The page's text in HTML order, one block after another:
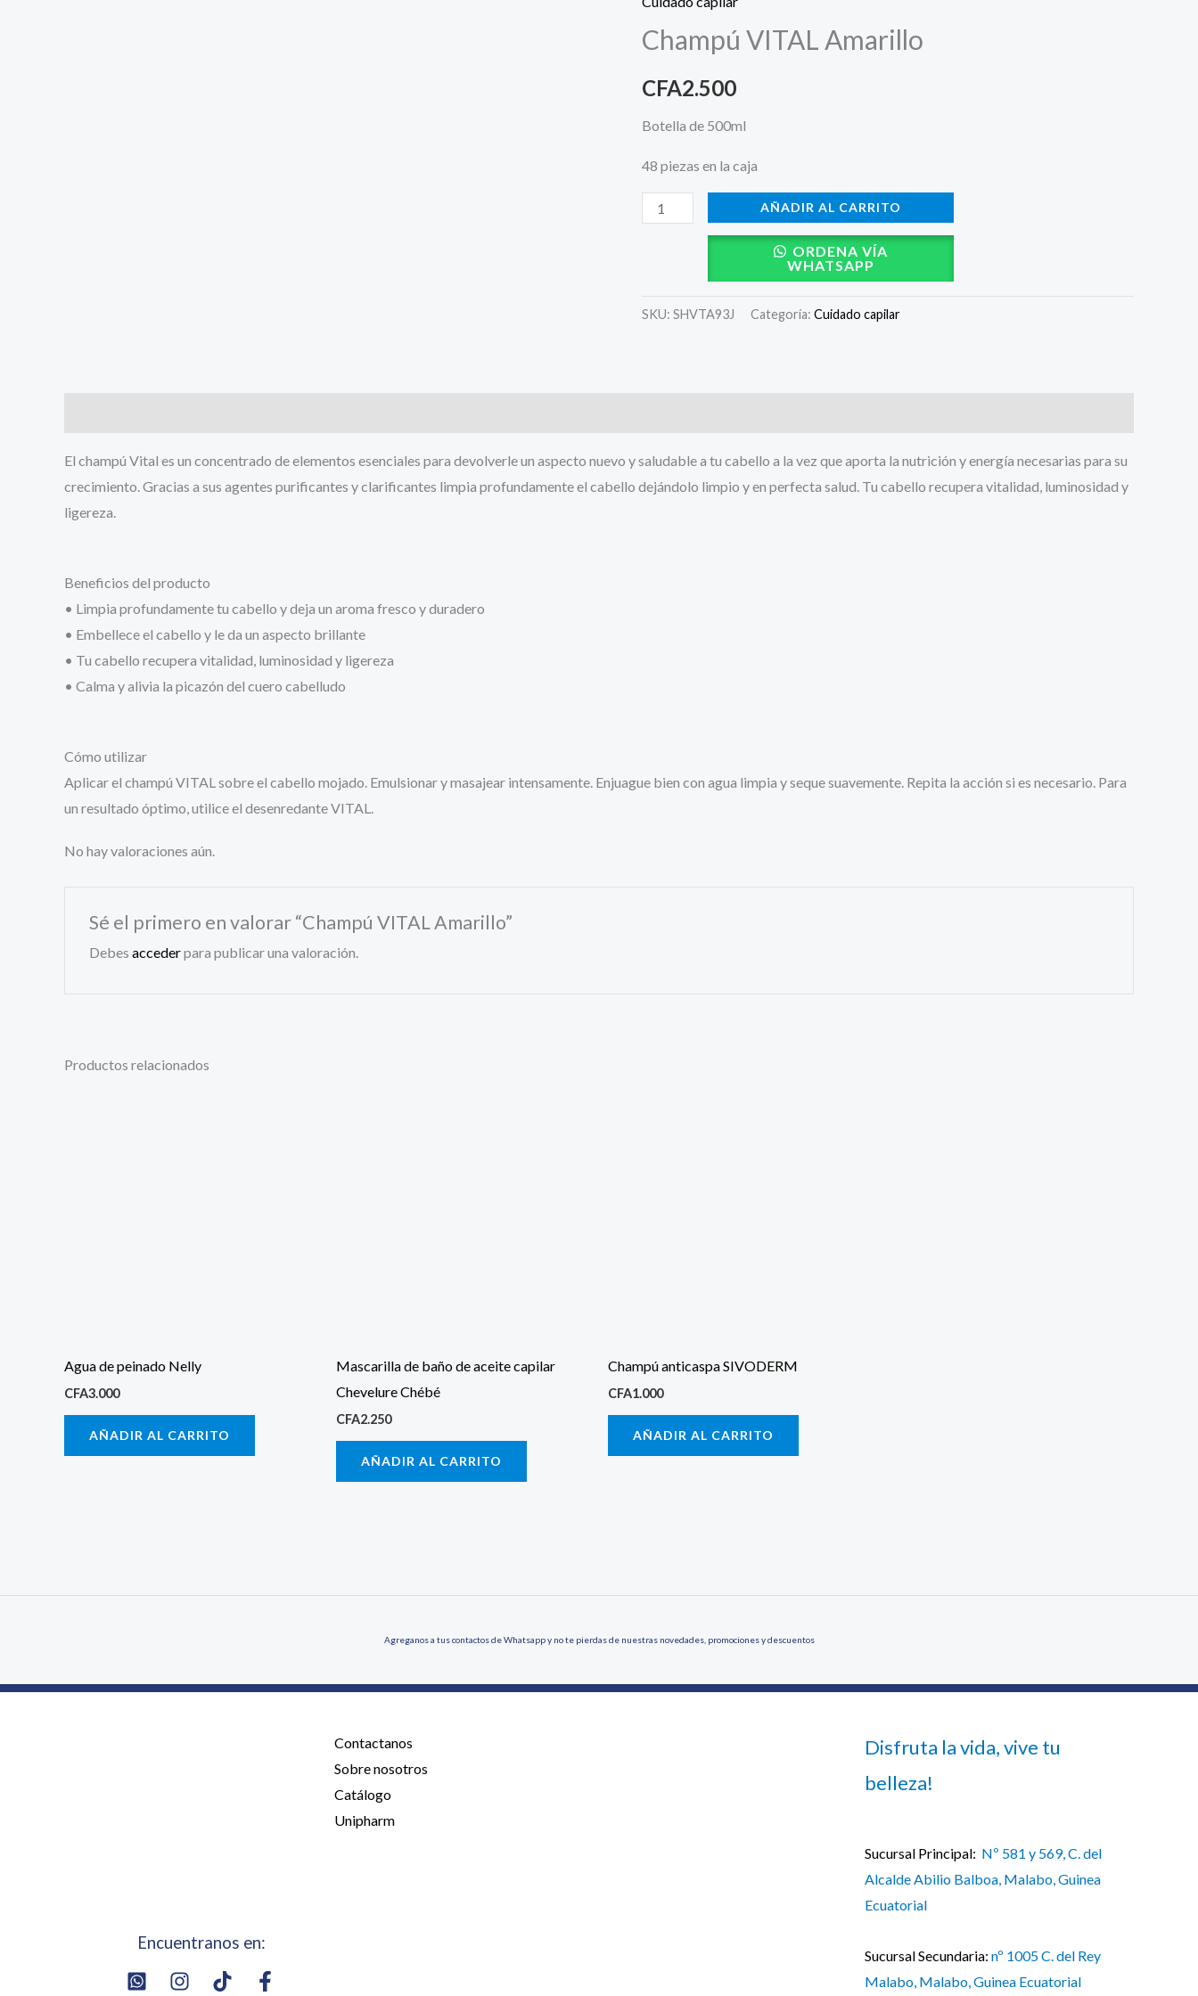
Champú VITAL Amarillo
CFA2.500
Botella de 500ml
48 piezas en la caja
cantidad
AÑADIR AL CARRITO
ORDENA VÍA
WHATSAPP
SKU: SHVTA93J Categoría: Cuidado capilar
El champú Vital es un concentrado de elementos esenciales para devolverle un aspecto nuevo y saludable a tu cabello a la vez que aporta la nutrición y energía necesarias para su
crecimiento. Gracias a sus agentes purificantes y clarificantes limpia profundamente el cabello dejándolo limpio y en perfecta salud. Tu cabello recupera vitalidad, luminosidad y
ligereza.
Beneficios del producto
• Limpia profundamente tu cabello y deja un aroma fresco y duradero
• Embellece el cabello y le da un aspecto brillante
• Tu cabello recupera vitalidad, luminosidad y ligereza
• Calma y alivia la picazón del cuero cabelludo
Cómo utilizar
Aplicar el champú VITAL sobre el cabello mojado. Emulsionar y masajear intensamente. Enjuague bien con agua limpia y seque suavemente. Repita la acción si es necesario. Para
un resultado óptimo, utilice el desenredante VITAL.
No hay valoraciones aún.
Sé el primero en valorar “Champú VITAL Amarillo”
Debes accederpara publicar una valoración.
Productos relacionados
Agua de peinado Nelly
CFA3.000
AÑADIR AL CARRITO
Mascarilla de baño de aceite capilar
Chevelure Chébé
CFA2.250
AÑADIR AL CARRITO
Champú anticaspa SIVODERM
CFA1.000
AÑADIR AL CARRITO
Agreganos a tus contactos de Whatsapp y no te pierdas de nuestras novedades, promociones y descuentos
Encuentranos en:
Contactanos
Sobre nosotros
Catálogo
Unipharm
Disfruta la vida, vive tu
belleza!
Sucursal Principal: Nº 581 y 569, C. del
Alcalde Abilio Balboa, Malabo, Guinea
Ecuatorial
Sucursal Secundaria: nº 1005 C. del Rey
Malabo, Malabo, Guinea Ecuatorial